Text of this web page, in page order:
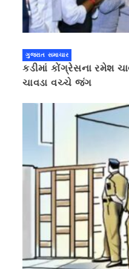
ગુજરાત સમાચાર
કડીમાં કોંગ્રેસના રમેશ
ચાવડા વચ્ચે જંગ